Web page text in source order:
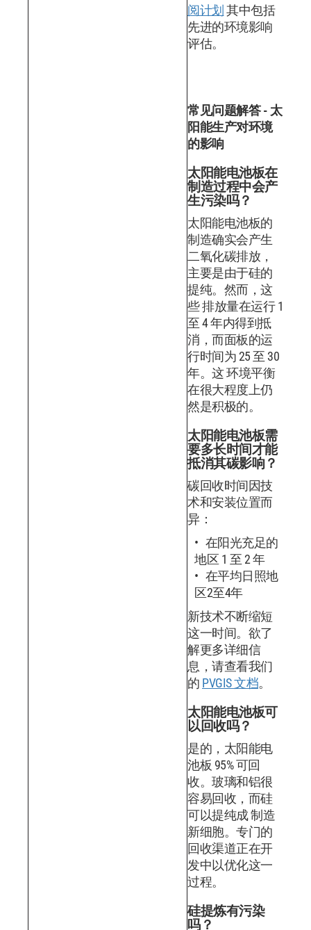
阅计划 其中包括
先进的环境影响
评估。
常见问题解答 - 太
阳能生产对环境
的影响
太阳能电池板在
制造过程中会产
生污染吗？
太阳能电池板的
制造确实会产生
二氧化碳排放，
主要是由于硅的
提纯。然而，这
些 排放量在运行 1
至 4 年内得到抵
消，而面板的运
行时间为 25 至 30
年。这 环境平衡
在很大程度上仍
然是积极的。
太阳能电池板需
要多长时间才能
抵消其碳影响？
碳回收时间因技
术和安装位置而
异：
在阳光充足的
地区 1 至 2 年
在平均日照地
区2至4年
新技术不断缩短
这一时间。欲了
解更多详细信
息，请查看我们
的 PVGIS 文档。
太阳能电池板可
以回收吗？
是的，太阳能电
池板 95% 可回
收。玻璃和铝很
容易回收，而硅
可以提纯成 制造
新细胞。专门的
回收渠道正在开
发中以优化这一
过程。
硅提炼有污染
吗？